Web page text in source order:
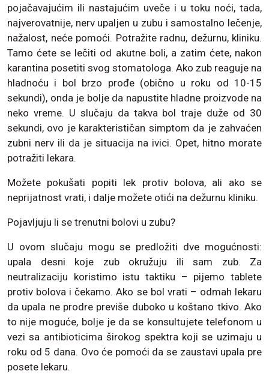
pojačavajućim ili nastajućim uveče i u toku noći, tada,
najverovatnije, nerv upaljen u zubu i samostalno lečenje,
nažalost, neće pomoći. Potražite radnu, dežurnu, kliniku.
Tamo ćete se lečiti od akutne boli, a zatim ćete, nakon
karantina posetiti svog stomatologa. Ako zub reaguje na
hladnoću i bol brzo prođe (obično u roku od 10-15
sekundi), onda je bolje da napustite hladne proizvode na
neko vreme. U slučaju da takva bol traje duže od 30
sekundi, ovo je karakterističan simptom da je zahvaćen
zubni nerv ili da je situacija na ivici. Opet, hitno morate
potražiti lekara.
Možete pokušati popiti lek protiv bolova, ali ako se
neprijatnost vrati, i dalje možete otići na dežurnu kliniku.
Pojavljuju li se trenutni bolovi u zubu?
U ovom slučaju mogu se predložiti dve mogućnosti:
upala desni koje zub okružuju ili sam zub. Za
neutralizaciju koristimo istu taktiku – pijemo tablete
protiv bolova i čekamo. Ako se bol vrati – odmah lekaru
da upala ne prodre previše duboko u koštano tkivo. Ako
to nije moguće, bolje je da se konsultujete telefonom u
vezi sa antibioticima širokog spektra koji se uzimaju u
roku od 5 dana. Ovo će pomoći da se zaustavi upala pre
posete lekaru.